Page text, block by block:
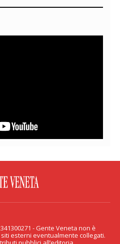
& COOKIE- Gente Veneta non è
esterni eventualmente collegati.